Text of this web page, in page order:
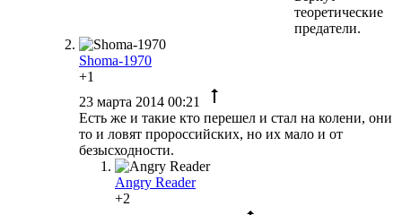
теоретические
предатели.
Shoma-1970
+1
23 марта 2014 00:21
Есть же и такие кто перешел и стал на колени, они
то и ловят пророссийских, но их мало и от
безысходности.
Angry Reader
+2